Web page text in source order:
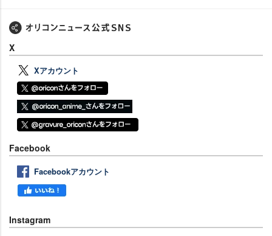
X
Xアカウント
Facebook
Facebookアカウント
Instagram